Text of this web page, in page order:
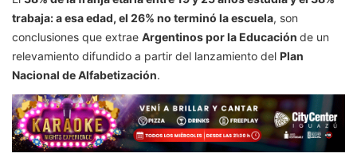
trabaja: a esa edad, el 26% no terminó la escuela, son
conclusiones que extrae Argentinos por la Educación de un
relevamiento difundido a partir del lanzamiento del Plan
Nacional de Alfabetización.